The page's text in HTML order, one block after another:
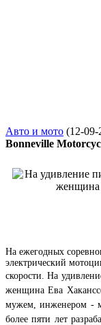
Авто и мото (12-09-
Bonneville
На ежегодных
электрический
скорости. На
женщина Ева
мужем, инженером -
более пяти лет